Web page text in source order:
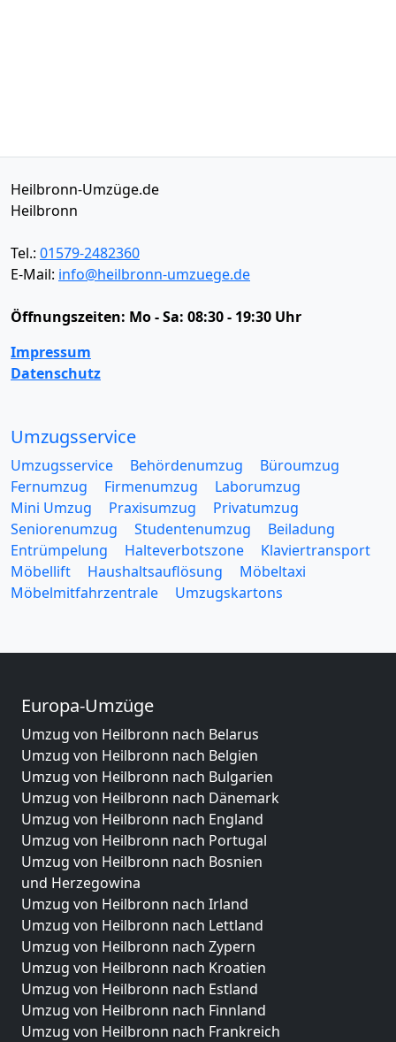
Heilbronn-Umzüge.de
Heilbronn
Tel.: 01579-2482360
E-Mail: info@heilbronn-umzuege.de
Öffnungszeiten: Mo - Sa: 08:30 - 19:30 Uhr
Impressum
Datenschutz
Umzugsservice
Umzugsservice Behördenumzug
Büroumzug
Fernumzug
Firmenumzug
Laborumzug
Mini Umzug
Praxisumzug
Privatumzug
Seniorenumzug
Studentenumzug
Beiladung
Entrümpelung
Halteverbotszone
Klaviertransport
Möbellift
Haushaltsauflösung
Möbeltaxi
Möbelmitfahrzentrale
Umzugskartons
Europa-Umzüge
Umzug von Heilbronn nach Belarus
Umzug von Heilbronn nach Belgien
Umzug von Heilbronn nach Bulgarien
Umzug von Heilbronn nach Dänemark
Umzug von Heilbronn nach England
Umzug von Heilbronn nach Portugal
Umzug von Heilbronn nach Bosnien
und Herzegowina
Umzug von Heilbronn nach Irland
Umzug von Heilbronn nach Lettland
Umzug von Heilbronn nach Zypern
Umzug von Heilbronn nach Kroatien
Umzug von Heilbronn nach Estland
Umzug von Heilbronn nach Finnland
Umzug von Heilbronn nach Frankreich